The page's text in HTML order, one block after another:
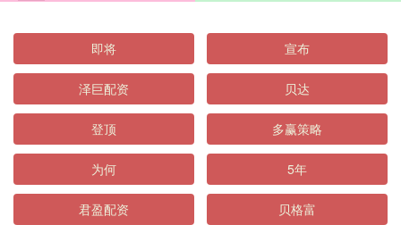
即将 宣布
泽巨配资 贝达
登顶 多赢策略
为何 5年
君盈配资 贝格富